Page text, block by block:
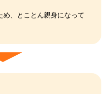
、とことん親身になって